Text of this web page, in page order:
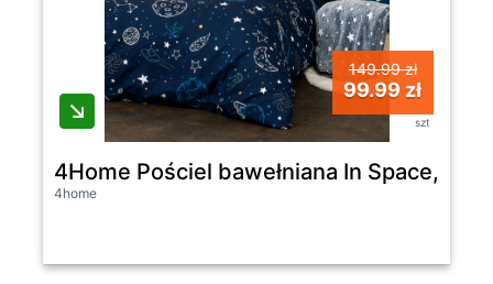
149.99 zł
99.99 zł
szt
4Home Pościel bawełniana In Space,
4home